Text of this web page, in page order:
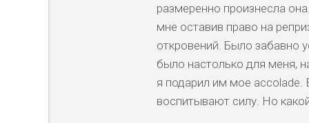
размеренно произнесла
мне оставив право на
откровений. Было забавно
было настолько для меня,
я подарил им мое accolade.
воспитывают силу. Но